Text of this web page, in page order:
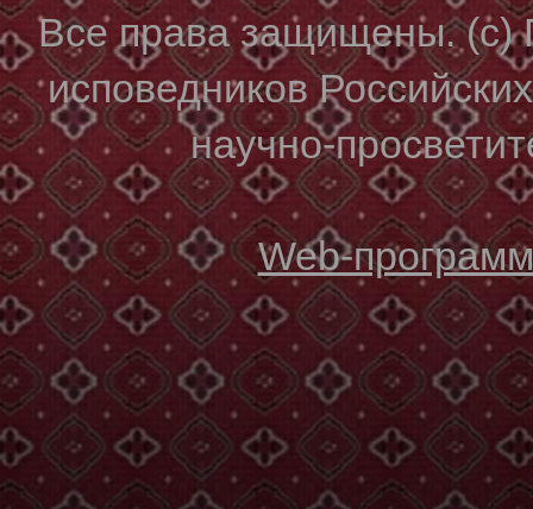
Все права защищены. (с)
исповедников
научно-
Web-